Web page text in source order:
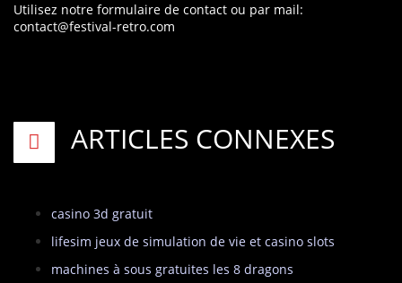
Utilisez notre formulaire de contact ou par mail:
contact@festival-retro.com
ARTICLES CONNEXES
casino 3d gratuit
lifesim jeux de simulation de vie et casino slots
machines à sous gratuites les 8 dragons